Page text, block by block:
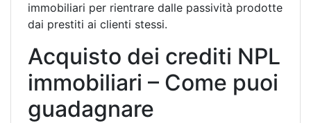
immobiliari per rientrare dalle passività prodotte
dai prestiti ai clienti stessi.
Acquisto dei crediti NPL
immobiliari – Come puoi
guadagnare